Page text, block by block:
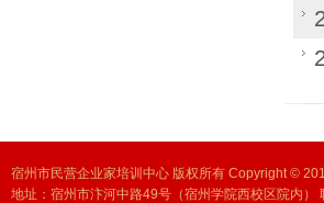
宿州市民营企业家培训中心 版权所有 Copyright ©
地址：宿州市汴河中路49号（宿州学院西校区院内）